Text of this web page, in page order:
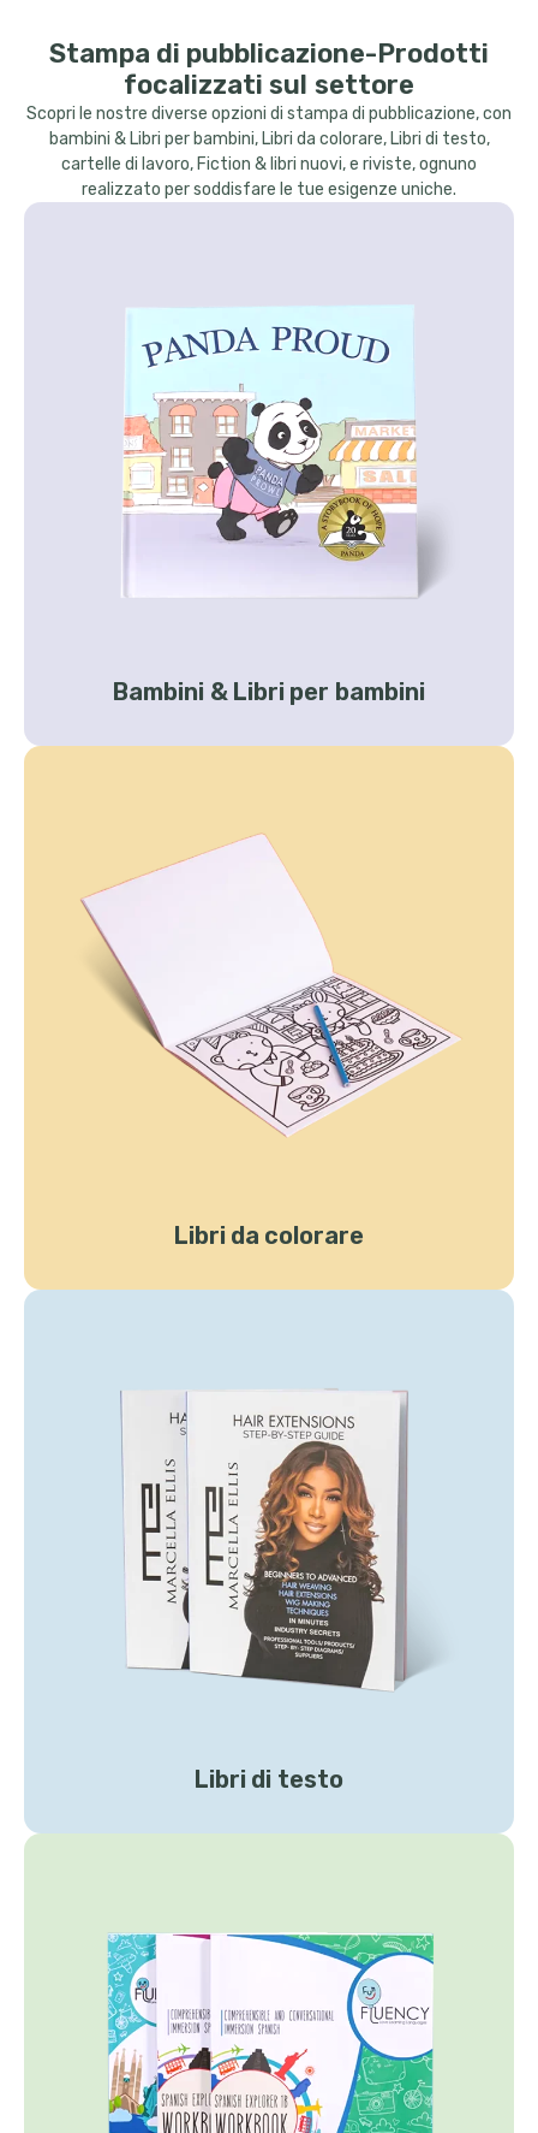
Stampa di pubblicazione-Prodotti
focalizzati sul settore
Scopri le nostre diverse opzioni di stampa di pubblicazione, con
bambini & Libri per bambini, Libri da colorare, Libri di testo,
cartelle di lavoro, Fiction & libri nuovi, e riviste, ognuno
realizzato per soddisfare le tue esigenze uniche.
Bambini & Libri per bambini
Libri da colorare
Libri di testo